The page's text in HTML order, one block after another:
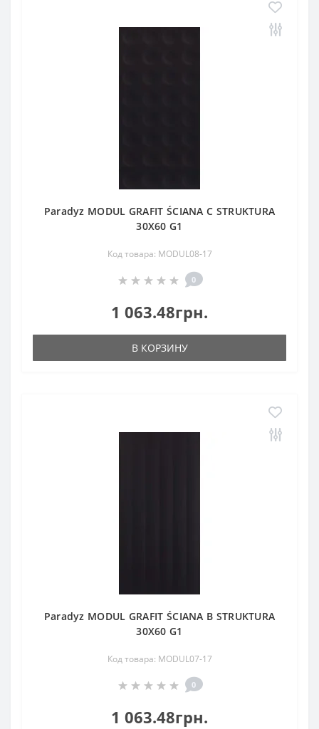
Paradyz MODUL GRAFIT ŚCIANA C STRUKTURA
30X60 G1
Код товара: MODUL08-17
0
1 063.48грн.
В КОРЗИНУ
Paradyz MODUL GRAFIT ŚCIANA B STRUKTURA
30X60 G1
Код товара: MODUL07-17
0
1 063.48грн.